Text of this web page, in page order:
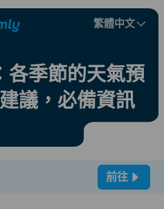
繁體中文
各季節的天氣預
議，必備資訊
前往